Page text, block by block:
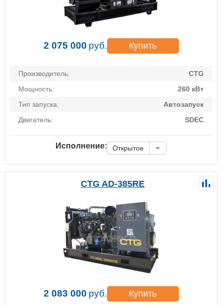
2 075 000 руб. Купить
Производитель:
CTG
Мощность:
260 кВт
Тип запуска:
Автозапуск
Двигатель:
SDEC
Исполнение: Открытое
CTG AD-385RE
2 083 000 руб. Купить